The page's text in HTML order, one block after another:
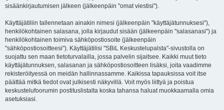
sisäänkirjautumisen jälkeen (jälkeenpäin "omat viestisi").
Käyttäjätiliin tallennetaan ainakin nimesi (jälkeenpäin "käyttäjätunnuksesi"),
henkilökohtainen salasana, jolla kirjaudut sisään (jälkeenpäin "salasanasi") ja
henkilökohtainen toimiva sähköpostiosoite (jälkeenpäin
"sähköpostiosoitteesi"). Käyttäjätilisi "SBiL Keskustelupalsta"-sivustolla on
suojattu sen maan tietoturvalailla, jossa palvelin sijaitsee. Kaikki muut tieto
käyttäjätunnuksen, salasanan ja sähköpostiosoitteen lisäksi, joita vaadimme
rekisteröityessä on meidän hallinnassamme. Kaikissa tapauksissa voit itse
päättää mitkä tiedot ovat julkisesti näkyvillä. Voit myös liittyä ja poistua
keskustelufoorumin postituslistalta koska tahansa haluat muokkaamalla omia
asetuksiasi.